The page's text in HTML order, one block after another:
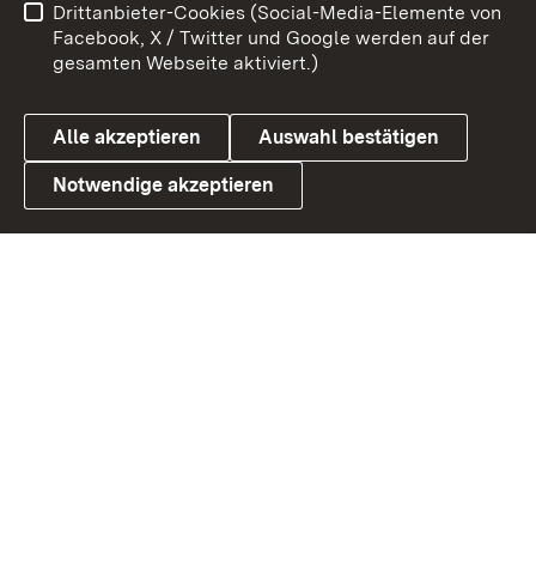
Link zum Landesportal
Barrierefreiheit
Datenschutz
Cookies
Drittanbieter-Cookies (Social-Media-Elemente von
Facebook, X / Twitter und Google werden auf der
gesamten Webseite aktiviert.)
Alle akzeptieren Auswahl bestätigen
Notwendige akzeptieren